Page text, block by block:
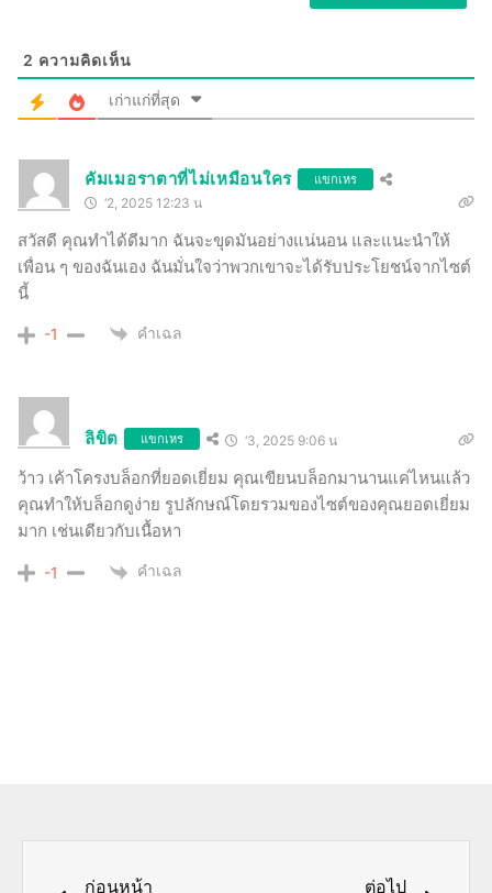
2 ความคิดเห็น
เก่าแก่ที่สุด
คัมเมอราตาที่ไม่เหมือนใคร แขกเหร
‘2, 2025 12:23 น
สวัสดี คุณทำได้ดีมาก ฉันจะขุดมันอย่างแน่นอน และแนะนำให้
เพื่อน ๆ ของฉันเอง ฉันมั่นใจว่าพวกเขาจะได้รับประโยชน์จากไซต์
นี้
-1 คำเฉล
ลิขิต แขกเหร ‘3, 2025 9:06 น
ว้าว เค้าโครงบล็อกที่ยอดเยี่ยม คุณเขียนบล็อกมานานแค่ไหนแล้ว
คุณทำให้บล็อกดูง่าย รูปลักษณ์โดยรวมของไซต์ของคุณยอดเยี่ยม
มาก เช่นเดียวกับเนื้อหา
-1 คำเฉล
ก่อนหน้า ต่อไป